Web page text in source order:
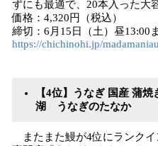
ずにも最適で、20本入った大
価格：4,320円（税込）
締切：6月15日（土）昼13:00
https://chichinohi.jp/
【4位】うなぎ 国産 蒲
湖 うなぎのたなか
またまた鰻が4位にランク